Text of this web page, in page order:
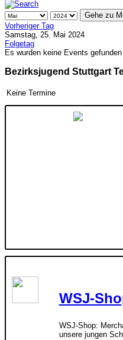
Gehe zu
Vorheriger Tag
Samstag, 25. Mai 2024
Folgetag
Es wurden keine Events gefunden
Bezirksjugend Stuttgart
Keine Termine
WSJ-
WSJ-Shop:
unsere jungen